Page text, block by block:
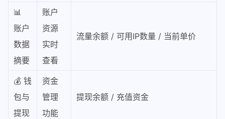
📊
账户
数据
摘要
账户
资源
实时
查看
流量余额 / 可用IP数量 / 当前单价
💰 钱
包与
提现
资金
管理
功能
提现余额 / 充值资金